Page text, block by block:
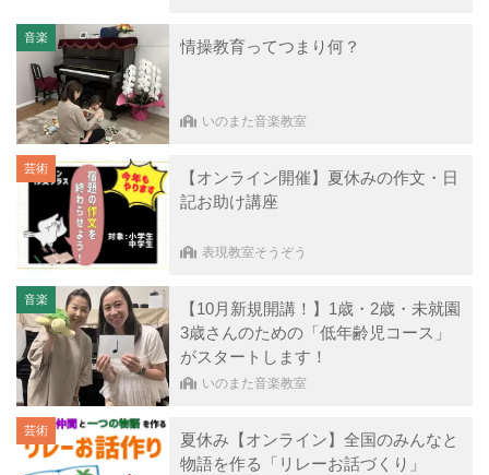
音楽 情操教育ってつまり何？
いのまた音楽教室
芸術
【オンライン開催】夏休みの作文・日
記お助け講座
表現教室そうぞう
音楽
【10月新規開講！】1歳・2歳・未就園
3歳さんのための「低年齢児コース」
がスタートします！
いのまた音楽教室
芸術
夏休み【オンライン】全国のみんなと
物語を作る「リレーお話づくり」